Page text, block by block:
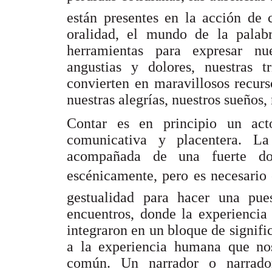
están presentes en la acción de
oralidad, el mundo de la
herramientas para expresar
angustias y dolores, nuestras
convierten en maravillosos
nuestras alegrías, nuestros sueños,
Contar es en principio un
comunicativa y placentera.
acompañada de una fuerte
escénicamente, pero es
gestualidad para hacer una
encuentros, donde la
integraron en un bloque de
a la experiencia humana que
común. Un narrador o